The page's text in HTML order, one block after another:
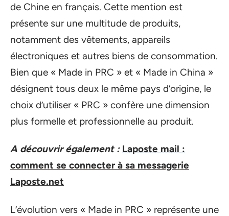
de Chine en français. Cette mention est
présente sur une multitude de produits,
notamment des vêtements, appareils
électroniques et autres biens de consommation.
Bien que « Made in PRC » et « Made in China »
désignent tous deux le même pays d’origine, le
choix d’utiliser « PRC » confère une dimension
plus formelle et professionnelle au produit.
A découvrir également : Laposte mail :
comment se connecter à sa messagerie
Laposte.net
L’évolution vers « Made in PRC » représente une